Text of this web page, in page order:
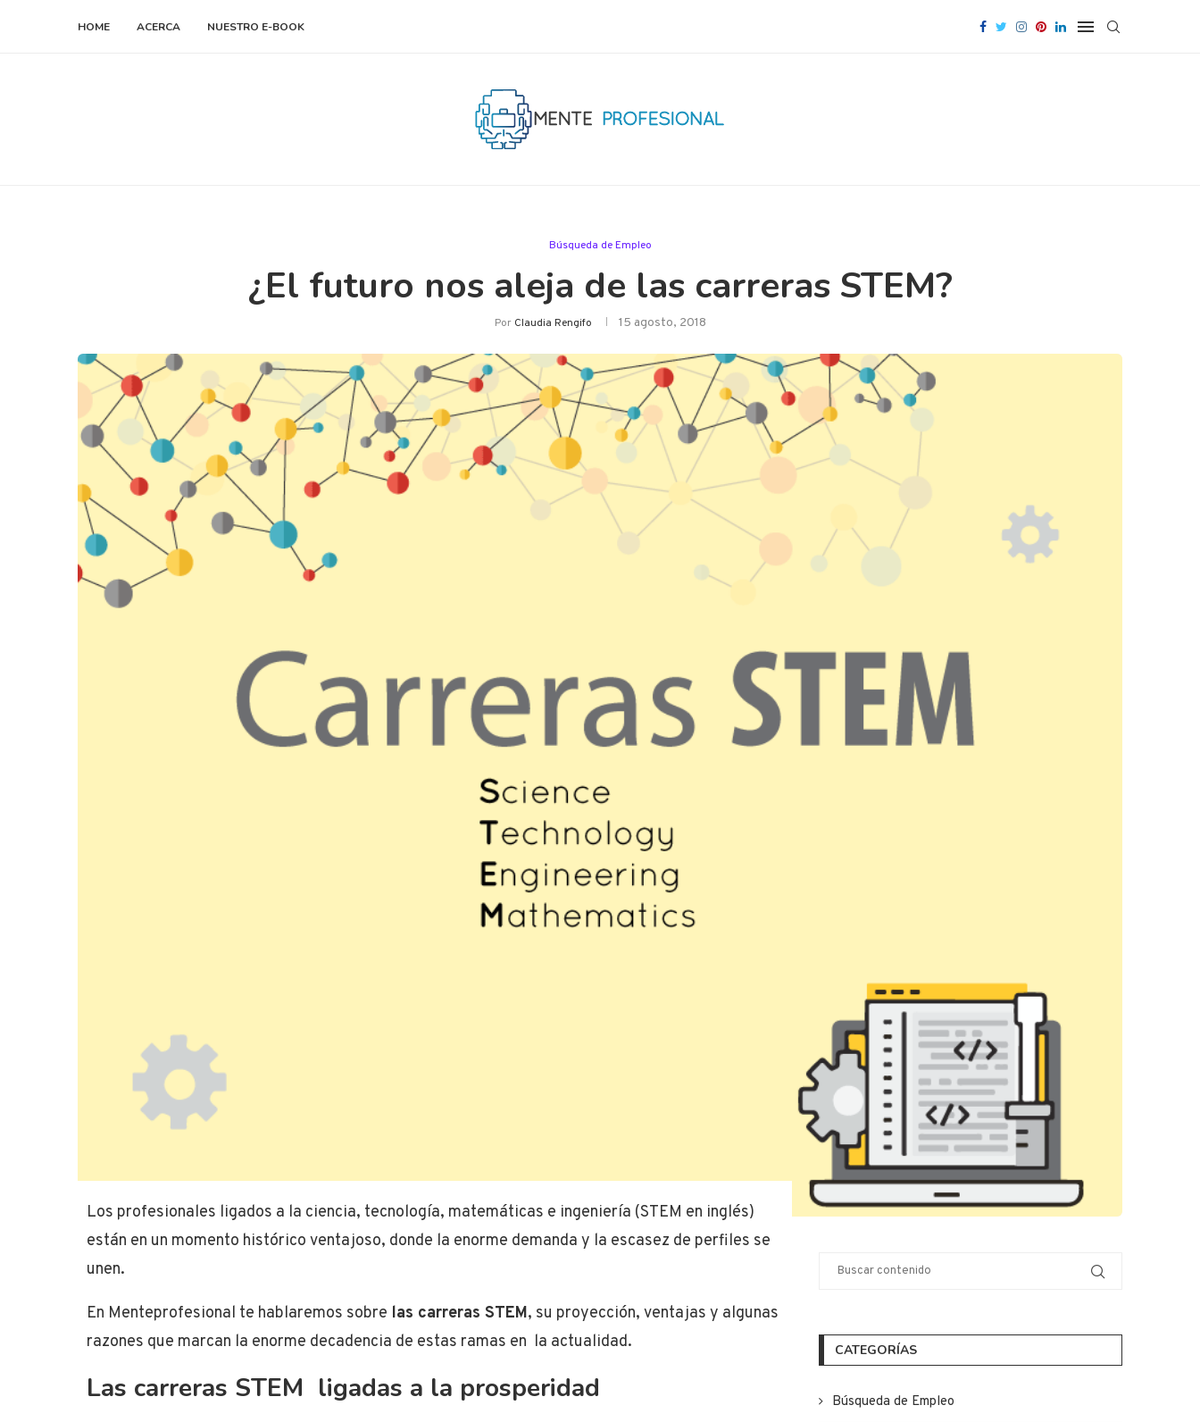
HOME ACERCA NUESTRO E-BOOK
Búsqueda de Empleo
¿El futuro nos aleja de las carreras STEM?
Por Claudia Rengifo 15 agosto, 2018
Los profesionales ligados a la ciencia, tecnología, matemáticas e ingeniería (STEM en inglés)
están en un momento histórico ventajoso, donde la enorme demanda y la escasez de perfiles se
unen.
En Menteprofesional te hablaremos sobre las carreras STEM, su proyección, ventajas y algunas
razones que marcan la enorme decadencia de estas ramas en la actualidad.
Las carreras STEM ligadas a la prosperidad
CATEGORÍAS
Búsqueda de Empleo